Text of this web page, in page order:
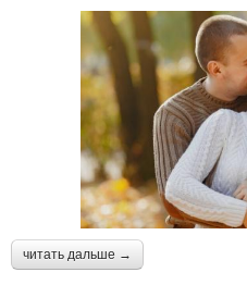
читать дальше →